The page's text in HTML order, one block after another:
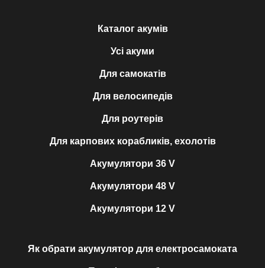
Каталог акумів
Усі акуми
Для самокатів
Для велосипедів
Для роутерів
Для карпових корабликів, ехолотів
Акумулятори 36 V
Акумулятори 48 V
Акумулятори 12 V
Як обрати акумулятор для електросамоката